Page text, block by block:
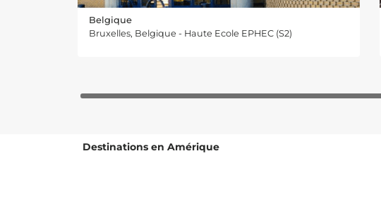
Belgique
Bruxelles, Belgique - Haute Ecole EPHEC (S2)
Destinations en Amérique